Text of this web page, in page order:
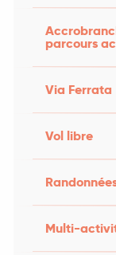
parcours
Via Ferrata
Vol libre
Multi-
- "Je